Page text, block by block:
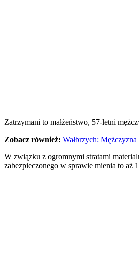
Zatrzymani to małżeństwo, 57-letni
Zobacz również: Wałbrzych:
W związku z ogromnymi stratami
zabezpieczonego w sprawie mienia to aż